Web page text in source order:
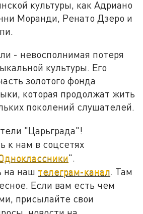
культуры, как Адриано
Моранди, Ренато Дзеро и
- невосполнимая потеря
культуры. Его
золотого фонда
которая продолжат жить
поколений слушателей.
"Царьграда"!
к нам в соцсетях
".
на наш телеграм-канал . Там
Если вам есть чем
присылайте свои